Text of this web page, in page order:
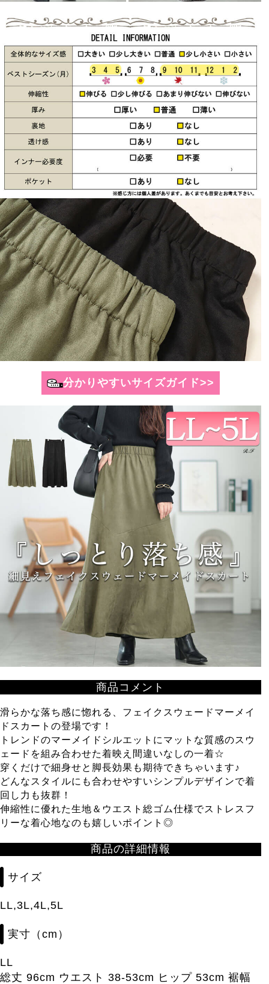
商品コメント
滑らかな落ち感に惚れる、フェイクスウェードマーメイ
ドスカートの登場です！
トレンドのマーメイドシルエットにマットな質感のスウ
ェードを組み合わせた着映え間違いなしの一着☆
穿くだけで細身せと脚長効果も期待できちゃいます♪
どんなスタイルにも合わせやすいシンプルデザインで着
回し力も抜群！
伸縮性に優れた生地＆ウエスト総ゴム仕様でストレスフ
リーな着心地なのも嬉しいポイント◎
商品の詳細情報
サイズ
LL,3L,4L,5L
実寸（cm）
LL
総丈 96cm ウエスト 38-53cm ヒップ 53cm 裾幅